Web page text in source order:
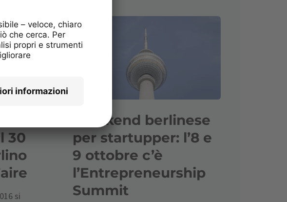
30
si
Weekend berlinese
per startupper: l’8 e
9 ottobre c’è
l’Entrepreneurship
Summit